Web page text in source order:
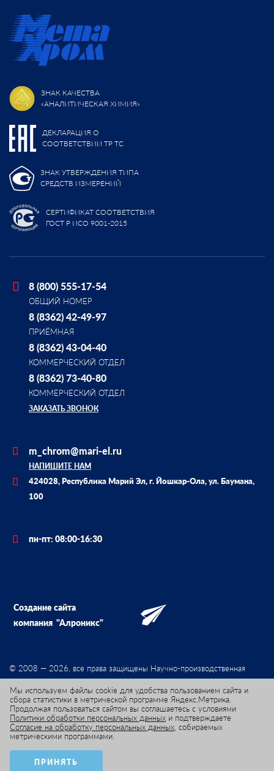
ЗНАК КАЧЕСТВА
«АНАЛИТИЧЕСКАЯ ХИМИЯ»
ДЕКЛАРАЦИЯ О
СООТВЕТСТВИИ ТР ТС
ЗНАК УТВЕРЖДЕНИЯ ТИПА
СРЕДСТВ ИЗМЕРЕНИЙ
СЕРТИФИКАТ СООТВЕТСТВИЯ
ГОСТ Р ИСО 9001-2015
8 (800) 555-17-54
ОБЩИЙ НОМЕР
8 (8362) 42-49-97
ПРИЁМНАЯ
8 (8362) 43-04-40
КОММЕРЧЕСКИЙ ОТДЕЛ
8 (8362) 73-40-80
КОММЕРЧЕСКИЙ ОТДЕЛ
ЗАКАЗАТЬ ЗВОНОК
m_chrom@mari-el.ru
НАПИШИТЕ НАМ
424028, Республика Марий Эл, г. Йошкар-Ола, ул. Баумана,
100
пн-пт: 08:00-16:30
Создание сайта
компания "Алроникс"
© 2008 — 2026, все права защищены Научно-производственная
Положение об обработке персональных данных
Мы используем файлы cookie для удобства пользованием сайта и
сбора статистики в метрической программе Яндекс.Метрика.
Продолжая пользоваться сайтом вы соглашаетесь с условиями
Политики обработки персональных данных и подтверждаете
Согласие на обработку персональных данных , собираемых
метрическими программами.
ПРИНЯТЬ